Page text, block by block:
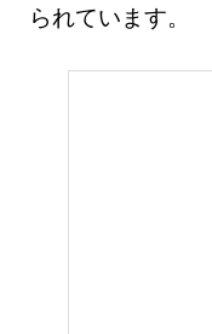
られています。